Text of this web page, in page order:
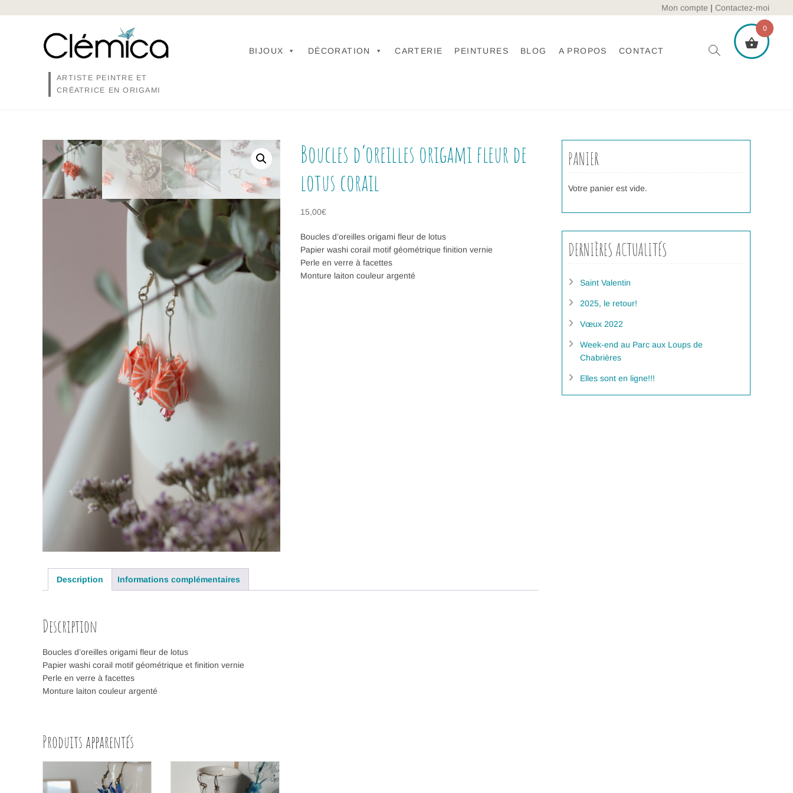
Mon compte | Contactez-moi
ARTISTE PEINTRE ET
CRÉATRICE EN ORIGAMI
BIJOUX DÉCORATION CARTERIE PEINTURES BLOG A PROPOS CONTACT
Boucles d’oreilles origami fleur de
lotus corail
15,00€
Boucles d’oreilles origami fleur de lotus
Papier washi corail motif géométrique finition vernie
Perle en verre à facettes
Monture laiton couleur argenté
Description Informations complémentaires
Description
Boucles d’oreilles origami fleur de lotus
Papier washi corail motif géométrique et finition vernie
Perle en verre à facettes
Monture laiton couleur argenté
Produits apparentés
PANIER
Votre panier est vide.
DERNIÈRES ACTUALITÉS
Saint Valentin
2025, le retour!
Vœux 2022
Week-end au Parc aux Loups de
Chabrières
Elles sont en ligne!!!
0